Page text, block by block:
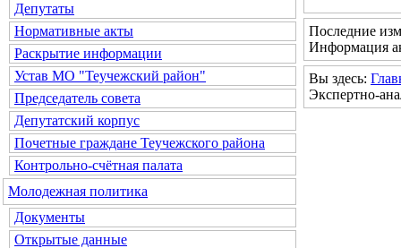
Депутаты
Нормативные акты
Раскрытие информации
Устав МО "Теучежский район"
Председатель совета
Депутатский корпус
Почетные граждане Теучежского района
Контрольно-счётная палата
Молодежная политика
Документы
Открытые данные
Последние
Информация
Вы здесь:
Экспертно-